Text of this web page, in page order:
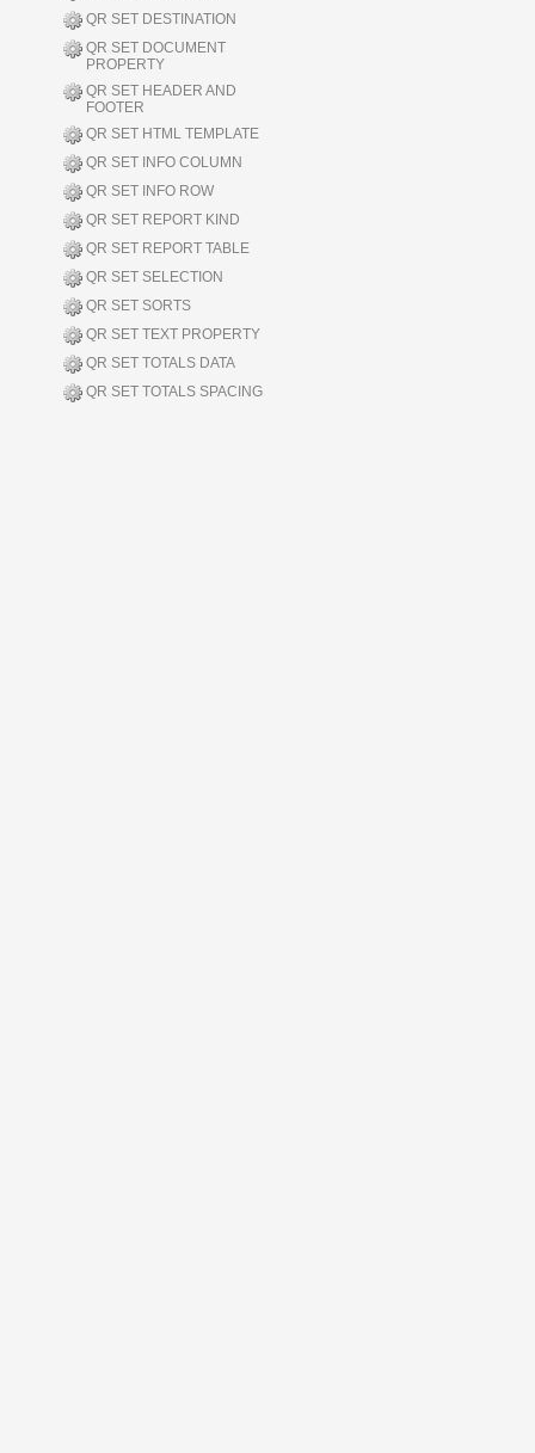
QR SET DESTINATION
QR SET DOCUMENT
PROPERTY
QR SET HEADER AND
FOOTER
QR SET HTML TEMPLATE
QR SET INFO COLUMN
QR SET INFO ROW
QR SET REPORT KIND
QR SET REPORT TABLE
QR SET SELECTION
QR SET SORTS
QR SET TEXT PROPERTY
QR SET TOTALS DATA
QR SET TOTALS SPACING